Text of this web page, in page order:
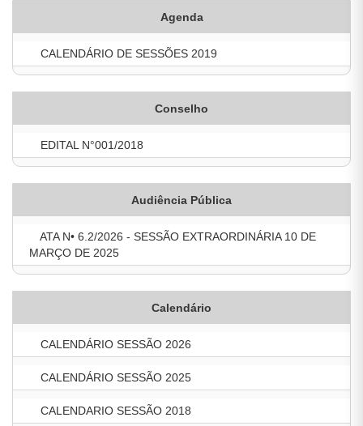
Agenda
CALENDÁRIO DE SESSÕES 2019
Conselho
EDITAL N°001/2018
Audiência Pública
ATA N• 6.2/2026 - SESSÃO EXTRAORDINÁRIA 10 DE
MARÇO DE 2025
Calendário
CALENDÁRIO SESSÃO 2026
CALENDÁRIO SESSÃO 2025
CALENDARIO SESSÃO 2018